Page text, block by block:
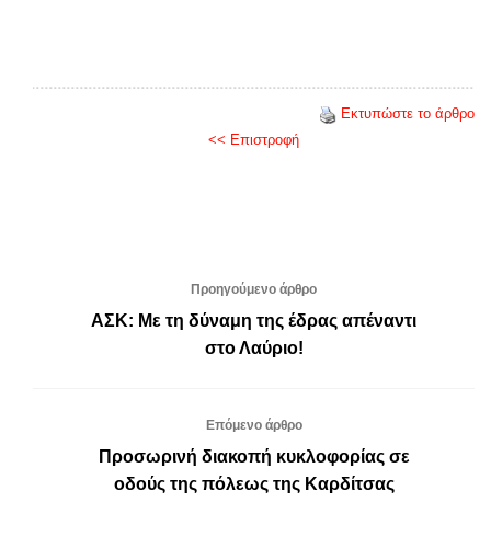
Εκτυπώστε το άρθρο
<< Επιστροφή
Προηγούμενο άρθρο
ΑΣΚ: Με τη δύναμη της έδρας απέναντι
στο Λαύριο!
Επόμενο άρθρο
Προσωρινή διακοπή κυκλοφορίας σε
οδούς της πόλεως της Καρδίτσας